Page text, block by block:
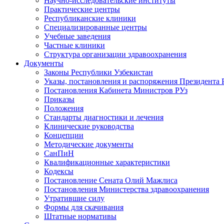
Практические центры
Республиканские клиники
Специализированные центры
Учебные заведения
Частные клиники
Структура организации здравоохранения
Документы
Законы Республики Узбекистан
Указы, постановления и распоряжения Президента
Постановления Кабинета Министров РУз
Приказы
Положения
Стандарты диагностики и лечения
Клинические руководства
Концепции
Методические документы
СанПиН
Квалификационные характеристики
Кодексы
Постановление Сената Олий Мажлиса
Постановления Министерства здравоохранения
Утратившие силу
Формы для скачивания
Штатные нормативы